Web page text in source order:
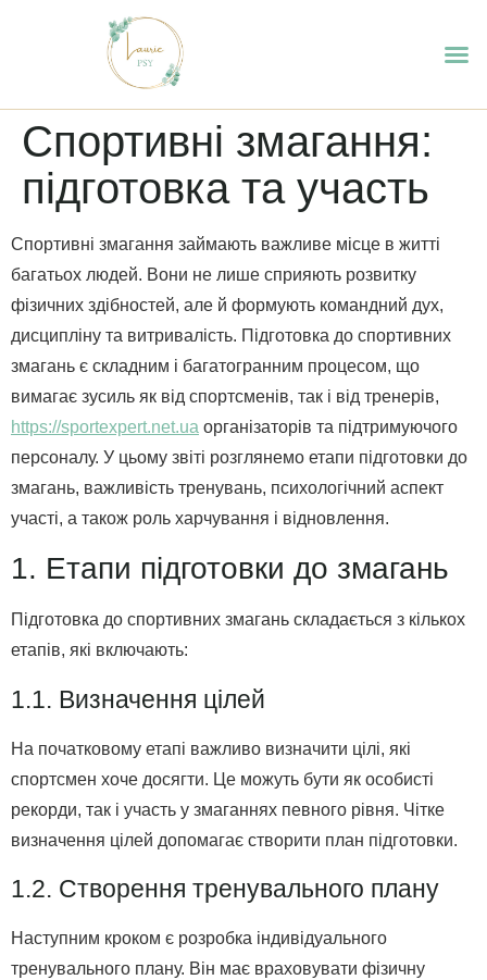
Спортивні змагання:
підготовка та участь
Спортивні змагання займають важливе місце в житті
багатьох людей. Вони не лише сприяють розвитку
фізичних здібностей, але й формують командний дух,
дисципліну та витривалість. Підготовка до спортивних
змагань є складним і багатогранним процесом, що
вимагає зусиль як від спортсменів, так і від тренерів,
https://sportexpert.net.ua організаторів та підтримуючого
персоналу. У цьому звіті розглянемо етапи підготовки до
змагань, важливість тренувань, психологічний аспект
участі, а також роль харчування і відновлення.
1. Етапи підготовки до змагань
Підготовка до спортивних змагань складається з кількох
етапів, які включають:
1.1. Визначення цілей
На початковому етапі важливо визначити цілі, які
спортсмен хоче досягти. Це можуть бути як особисті
рекорди, так і участь у змаганнях певного рівня. Чітке
визначення цілей допомагає створити план підготовки.
1.2. Створення тренувального плану
Наступним кроком є розробка індивідуального
тренувального плану. Він має враховувати фізичну